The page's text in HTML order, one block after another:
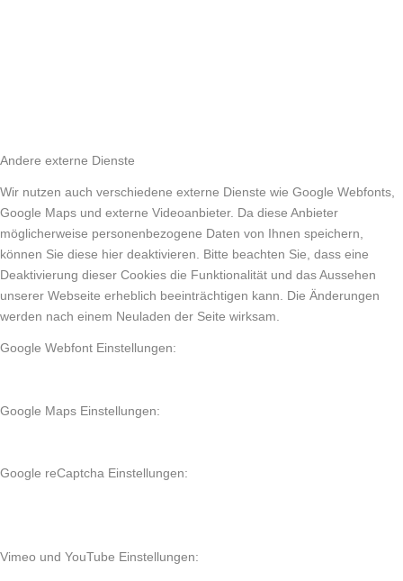
Andere externe Dienste
Wir nutzen auch verschiedene externe Dienste wie Google Webfonts,
Google Maps und externe Videoanbieter. Da diese Anbieter
möglicherweise personenbezogene Daten von Ihnen speichern,
können Sie diese hier deaktivieren. Bitte beachten Sie, dass eine
Deaktivierung dieser Cookies die Funktionalität und das Aussehen
unserer Webseite erheblich beeinträchtigen kann. Die Änderungen
werden nach einem Neuladen der Seite wirksam.
Google Webfont Einstellungen:
Google Maps Einstellungen:
Google reCaptcha Einstellungen:
Vimeo und YouTube Einstellungen: